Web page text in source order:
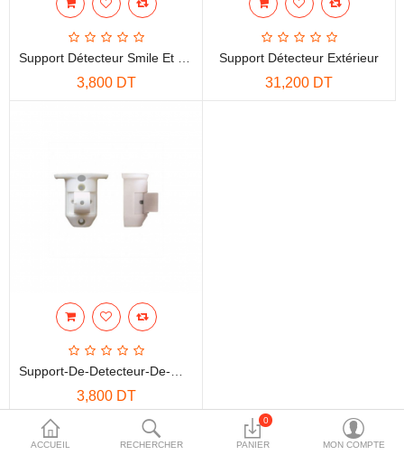
Informatique
More Categories
Devise
ACCUEIL RECHERCHER
0
PANIER MON COMPTE
3,800 DT
Support Détecteur Extérieur
31,200 DT
3,800 DT
Affichage de 1 à 3 sur 3 (1 pages)